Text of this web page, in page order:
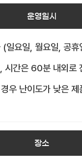
운영일시
일요일, 월요일, 공휴
시간은 60분 내외로
우 난이도가 낮은 제
장소